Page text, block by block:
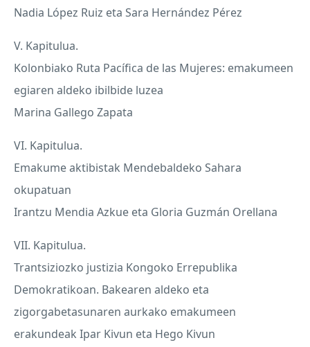
Nadia López Ruiz eta Sara Hernández Pérez
V. Kapitulua.
Kolonbiako Ruta Pacífica de las Mujeres: emakumeen
egiaren aldeko ibilbide luzea
Marina Gallego Zapata
VI. Kapitulua.
Emakume aktibistak Mendebaldeko Sahara
okupatuan
Irantzu Mendia Azkue eta Gloria Guzmán Orellana
VII. Kapitulua.
Trantsiziozko justizia Kongoko Errepublika
Demokratikoan. Bakearen aldeko eta
zigorgabetasunaren aurkako emakumeen
erakundeak Ipar Kivun eta Hego Kivun